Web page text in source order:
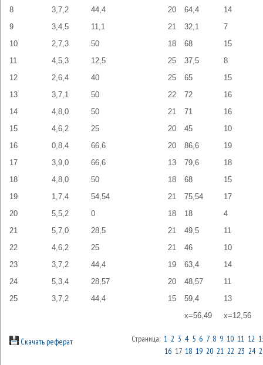
8
3,7,2 44,4 20 64,4
14
9
3,4,5 11,1 21 32,1
7
10
2,7,3 50 18 68
15
11
4,5,3 12,5 25 37,5
8
12
2,6,4 40 25 65
15
13
3,7,1 50 22 72
16
14
4,8,0 50 21 71
16
15
4,6,2 25 20 45
10
16
0,8,4 66,6 20 86,6
19
17
3,9,0 66,6 13 79,6
18
18
4,8,0 50 18 68
15
19
1,7,4 54,54 21 75,54
17
20
5,5,2 0 18 18
4
21
5,7,0 28,5 21 49,5
11
22
4,6,2 25 21 46
10
23
3,7,2 44,4 19 63,4
14
24
5,3,4 28,57 20 48,57
11
25
3,7,2 44,4 15 59,4
13
х=56,49
х=12,56
Скачать реферат Страница: 1 2 3 4 5 6 7 8 9 10 11 12
16 17 18 19 20 21 22 23 24